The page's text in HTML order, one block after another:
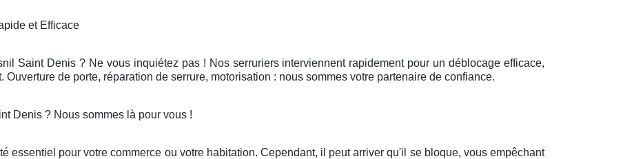
et Efficace
Saint Denis ? Ne vous inquiétez pas ! Nos serruriers interviennent rapidement pour un déblocage efficace,
de porte, réparation de serrure, motorisation : nous sommes votre partenaire de confiance.
Denis ? Nous sommes là pour vous !
essentiel pour votre commerce ou votre habitation. Cependant, il peut arriver qu'il se bloque, vous empêchant